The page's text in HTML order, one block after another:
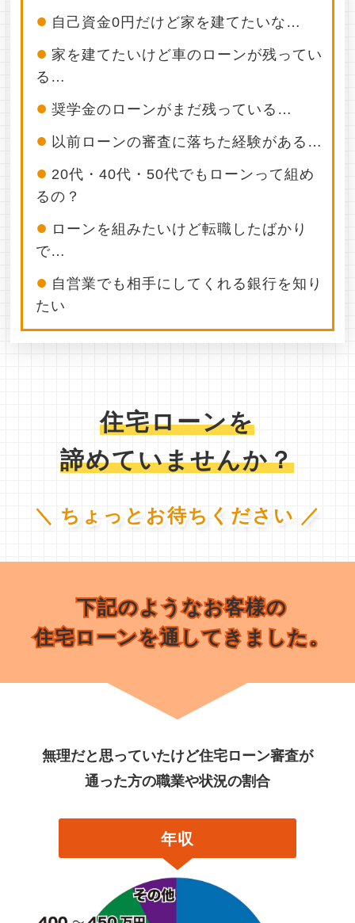
● 自己資金0円だけど家を建てたいな…
● 家を建てたいけど車のローンが残ってい
る…
● 奨学金のローンがまだ残っている…
● 以前ローンの審査に落ちた経験がある…
● 20代・40代・50代でもローンって組め
るの？
● ローンを組みたいけど転職したばかり
で…
● 自営業でも相手にしてくれる銀行を知り
たい
住宅ローンを
諦めていませんか？
＼ ちょっとお待ちください ／
下記のようなお客様の
住宅ローンを通してきました。
下記のようなお客様の
住宅ローンを通してきました。
無理だと思っていたけど住宅ローン審査が
通った方の職業や状況の割合
年収